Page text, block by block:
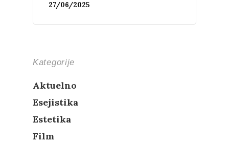
27/06/2025
Kategorije
Aktuelno
Esejistika
Estetika
Film